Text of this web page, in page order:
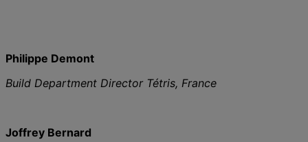
Philippe Demont
Build Department Director Tétris, France
Joffrey Bernard